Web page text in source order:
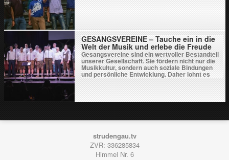
GESANGSVEREINE – Tauche ein in die
Welt der Musik und erlebe die Freude
am gemeinsamen Singen.
Gesangsvereine sind ein wertvoller Bestandteil
unserer Gesellschaft. Sie fördern nicht nur die
Musikkultur, sondern auch soziale Bindungen
und persönliche Entwicklung. Daher lohnt es
sich, einen Gesangsverein zu finden, der zu
deinen Interessen und Bedürfnissen passt. Lass
dich von der Leidenschaft der Musik mitreißen
und werde Teil einer lebendigen Gemeinschaft!
strudengau.tv
ZVR: 336285834
Himmel Nr. 6